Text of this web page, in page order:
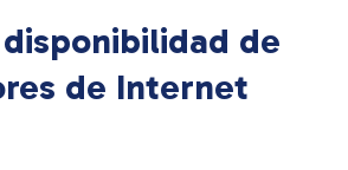
de
de Internet